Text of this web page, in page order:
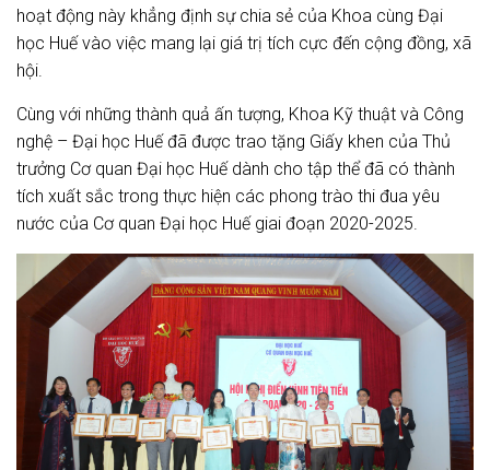
hoạt động này khẳng định sự chia sẻ của Khoa cùng Đại
học Huế vào việc mang lại giá trị tích cực đến cộng đồng, xã
hội.
Cùng với những thành quả ấn tượng, Khoa Kỹ thuật và Công
nghệ – Đại học Huế đã được trao tặng Giấy khen của Thủ
trưởng Cơ quan Đại học Huế dành cho tập thể đã có thành
tích xuất sắc trong thực hiện các phong trào thi đua yêu
nước của Cơ quan Đại học Huế giai đoạn 2020-2025.